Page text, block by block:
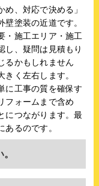
、対応で決める」
塗装の近道です。
・施工エリア・施工
し、疑問は見積もり
るかもしれません
く左右します。
に工事の質を確保す
フォームまで含め
につながります。最
るのです。